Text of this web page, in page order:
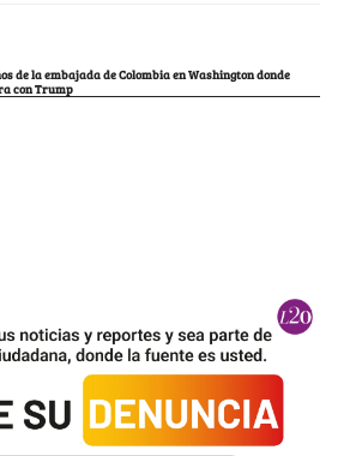
de la embajada de Colombia en Washington donde
con Trump